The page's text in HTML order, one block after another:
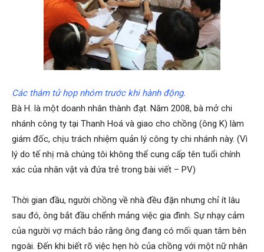
tham
giss
Các thám tử họp nhóm trước khi hành động.
Bà H. là một doanh nhân thành đạt. Năm 2008, bà mở chi
nhánh công ty tại Thanh Hoá và giao cho chồng (ông K) làm
giám đốc, chịu trách nhiệm quản lý công ty chi nhánh này. (Vì
lý do tế nhị mà chúng tôi không thể cung cấp tên tuổi chính
xác của nhân vật và đứa trẻ trong bài viết – PV)
Thời gian đầu, người chồng về nhà đều đặn nhưng chỉ ít lâu
sau đó, ông bắt đầu chểnh mảng việc gia đình. Sự nhạy cảm
của người vợ mách bảo rằng ông đang có mối quan tâm bên
ngoài. Đến khi biết rõ việc hẹn hò của chồng với một nữ nhân